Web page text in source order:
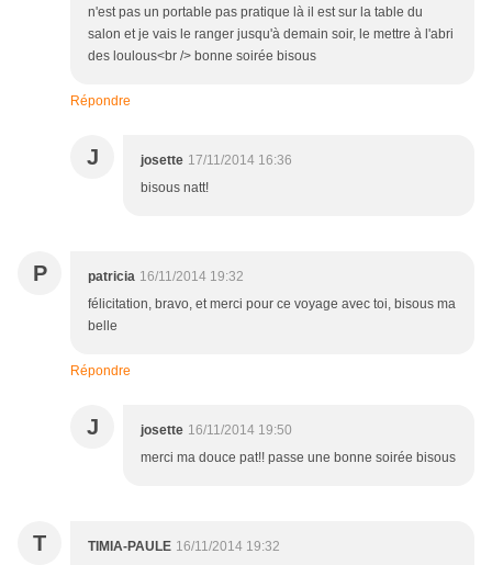
n'est pas un portable pas pratique là il est sur la table du
salon et je vais le ranger jusqu'à demain soir, le mettre à l'abri
des loulous<br /> bonne soirée bisous
Répondre
J josette 17/11/2014 16:36
bisous natt!
P patricia 16/11/2014 19:32
félicitation, bravo, et merci pour ce voyage avec toi, bisous ma
belle
Répondre
J josette 16/11/2014 19:50
merci ma douce pat!! passe une bonne soirée bisous
T TIMIA-PAULE 16/11/2014 19:32